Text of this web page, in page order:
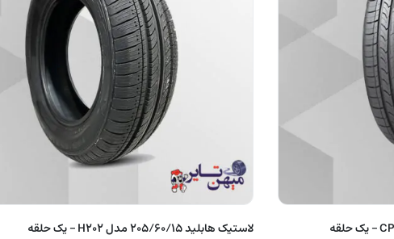
لاستیک هابلید 205/60/15 مدل H202 – یک حلقه